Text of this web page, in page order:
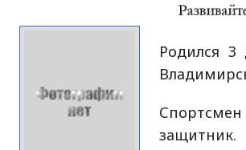
Родился 3
защитник.